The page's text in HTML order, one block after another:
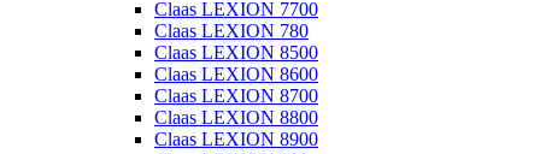
Claas LEXION 7700
Claas LEXION 780
Claas LEXION 8500
Claas LEXION 8600
Claas LEXION 8700
Claas LEXION 8800
Claas LEXION 8900